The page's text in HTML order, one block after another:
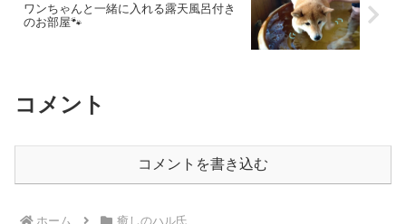
ワンちゃんと一緒に入れる露天風呂付き
のお部屋🐾
コメント
コメントを書き込む
ホーム 癒しのハル氏